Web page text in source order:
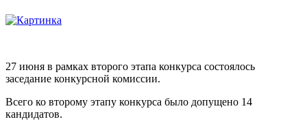
27 июня в рамках второго этапа конкурса состоялось
заседание конкурсной комиссии.
Всего ко второму этапу конкурса было допущено 14
кандидатов.